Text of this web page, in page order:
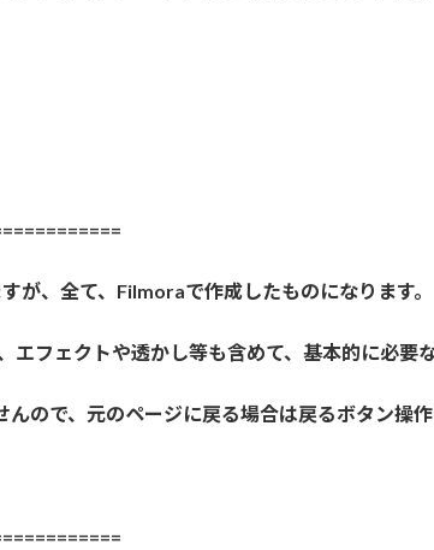
が、全て、Filmoraで作成したものになります。
フェクトや透かし等も含めて、基本的に必要
ので、元のページに戻る場合は戻るボタン操